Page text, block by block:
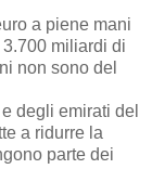
a piene mani
miliardi di
non sono del
degli emirati del
a ridurre la
parte dei